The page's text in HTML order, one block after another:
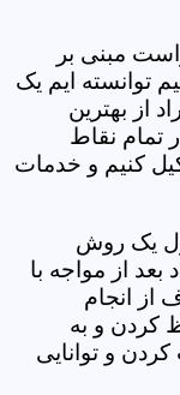
مبنی بر
توانسته ایم یک
از بهترین
تمام نقاط
کنیم و خدمات
یک روش
از مواجه با
انجام
کردن و به
و توانایی